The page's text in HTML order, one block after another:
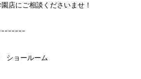
店にご相談くださいませ！
ｰｰｰｰｰｰ
ショールーム